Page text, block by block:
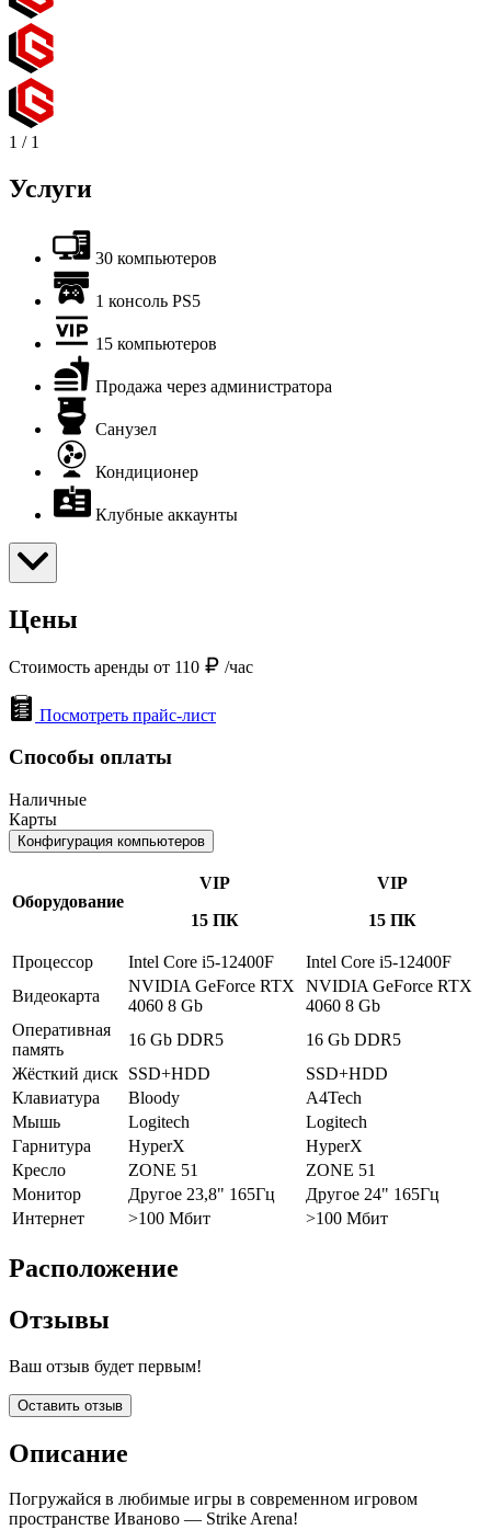
1 / 1
Услуги
30 компьютеров
1 консоль PS5
15 компьютеров
Продажа через администратора
Санузел
Кондиционер
Клубные аккаунты
Цены
Стоимость аренды от 110 /час
Посмотреть прайс-лист
Способы оплаты
Наличные
Карты
Конфигурация компьютеров
Оборудование
VIP
15 ПК
VIP
15 ПК
Процессор Intel Core i5-12400F
Intel Core i5-12400F
Видеокарта
NVIDIA GeForce RTX
4060 8 Gb
NVIDIA GeForce RTX
4060 8 Gb
Оперативная
память
16 Gb DDR5
16 Gb DDR5
Жёсткий диск SSD+HDD
SSD+HDD
Клавиатура
Bloody
A4Tech
Мышь
Logitech
Logitech
Гарнитура
HyperX
HyperX
Кресло
ZONE 51
ZONE 51
Монитор
Другое 23,8" 165Гц
Другое 24" 165Гц
Интернет
>100 Мбит >100 Мбит
Расположение
Отзывы
Ваш отзыв будет первым!
Оставить отзыв
Описание
Погружайся в любимые игры в современном игровом
пространстве Иваново — Strike Arena!